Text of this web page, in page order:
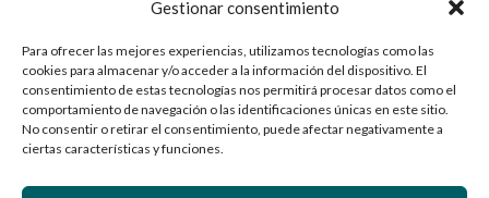
Gestionar consentimiento
Para ofrecer las mejores experiencias, utilizamos tecnologías como las
cookies para almacenar y/o acceder a la información del dispositivo. El
consentimiento de estas tecnologías nos permitirá procesar datos como el
comportamiento de navegación o las identificaciones únicas en este sitio.
No consentir o retirar el consentimiento, puede afectar negativamente a
ciertas características y funciones.
Contacto
91 798 71 15
info@ellabrador.es